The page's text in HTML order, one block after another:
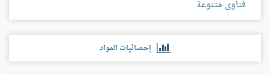
فتاوى متنوعة
إحصائيات المواد